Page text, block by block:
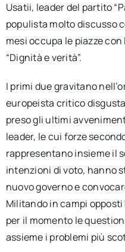
Usatii, leader del partito
populista molto discusso
mesi occupa le piazze
“Dignità e verità”.
I primi due gravitano
europeista critico
preso gli ultimi
leader, le cui forze
rappresentano insieme il
intenzioni di voto, hanno
nuovo governo e
Militando in campi
per il momento le
assieme i problemi più